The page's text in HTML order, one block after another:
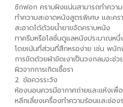
ซักฟอก คราบฝังแน่นสามารถทำความ
ทำความสะอาดหนังสูตรพิเศษ และคร
สะอาดได้ด้วยน้ำยาขจัดคราบหนัง
ทาครีมหรือโลชั่นดูแลหนังประมาณห
โดยเน้นที่ส่วนที่สึกหรอง่าย เช่น พนัก
การขัดด้วยผ้าขัดเงาเป็นวงกลมจะช่
ผิวจากการเกิดเชื้อรา
2. ข้อควรระวัง
ห้องนอนควรมีอากาศถ่ายและแห้งเพื่
หลีกเลี่ยงเครื่องทำความร้อนและช่อ